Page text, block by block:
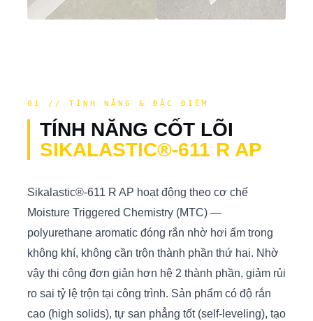
01 // TÍNH NĂNG & ĐẶC ĐIỂM
TÍNH NĂNG CỐT LÕI
SIKALASTIC®-611 R AP
Sikalastic®-611 R AP hoạt động theo cơ chế
Moisture Triggered Chemistry (MTC) —
polyurethane aromatic đóng rắn nhờ hơi ẩm trong
không khí, không cần trộn thành phần thứ hai. Nhờ
vậy thi công đơn giản hơn hệ 2 thành phần, giảm rủi
ro sai tỷ lệ trộn tại công trình. Sản phẩm có độ rắn
cao (high solids), tự san phẳng tốt (self-leveling), tạo